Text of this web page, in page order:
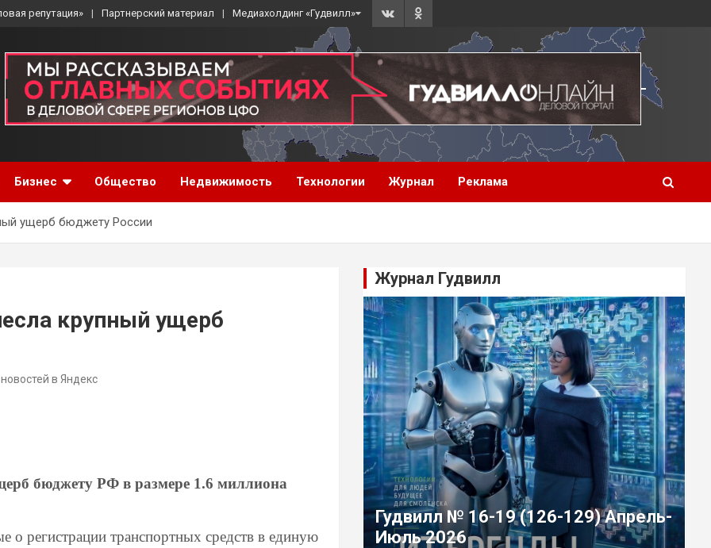
репутация» Партнерский материал Медиахолдинг «Гудвилл»
Бизнес Общество Недвижимость Технологии Журнал Реклама
ущерб бюджету России
крупный ущерб
в Яндекс
бюджету РФ в размере 1.6 миллиона
регистрации транспортных средств в единую
Журнал Гудвилл
Гудвилл № 16-19 (126-129) Апрель-
Июль 2026